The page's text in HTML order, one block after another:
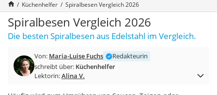
Zentralstaubsauger
Brotbackautomat
Wischroboter
Wäschespinne
Spülmaschinentabs
Akku-Staubsauger
Küchenhelfer Spiralbesen Vergleich 2026
Spiralbesen Vergleich 2026
Die besten Spiralbesen aus Edelstahl im Vergleich.
Von: Maria-Luise Fuchs
Redakteurin
schreibt über: Küchenhelfer
Lektorin:Alina V.